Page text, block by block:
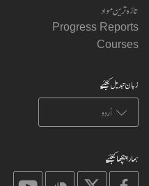
تازہ ترین مواد
Progress Reports
Courses
زبان تبدیل کیجئیے
ہمارا پیچھا کیجئیے
on
on
on
on